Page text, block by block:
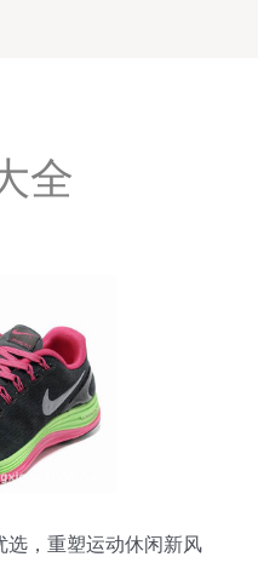
全
选，重塑运动休闲新风